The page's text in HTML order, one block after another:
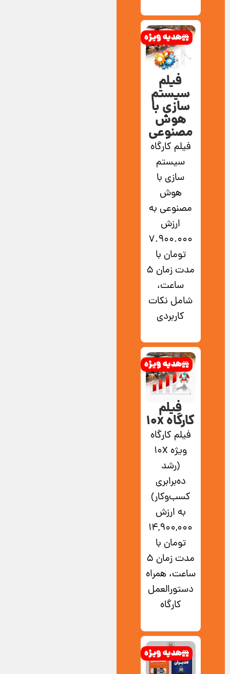
هدیه ویژه
فیلم
سیستم
سازی با
هوش
مصنوعی
فیلم کارگاه
سیستم
سازی با
هوش
مصنوعی به
ارزش
7.900.000
تومان با
مدت زمان 5
ساعت،
شامل نکات
کاربردی
هدیه ویژه
فیلم
کارگاه 10x
فیلم کارگاه
ویژه‌ 10X
(رشد
ده‌برابری
کسب‌وکار)
به ارزش
۱۴,۹۰۰,۰۰۰
تومان با
مدت زمان 5
ساعت، همراه
دستورالعمل
کارگاه
هدیه ویژه